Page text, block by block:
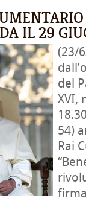
IL 29
(23/
del
XVI,
54)
Rai